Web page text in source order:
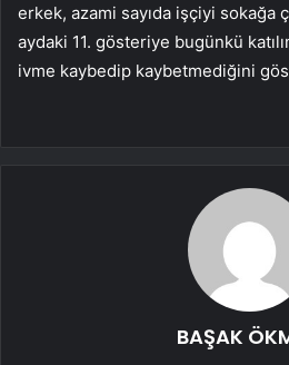
erkek, azami sayıda işçiyi sokağa
aydaki 11. gösteriye bugünkü
ivme kaybedip kaybetmediğini
BAŞAK